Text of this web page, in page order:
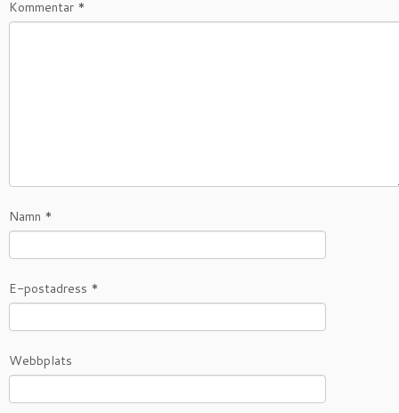
Kommentar *
Namn *
E-postadress *
Webbplats